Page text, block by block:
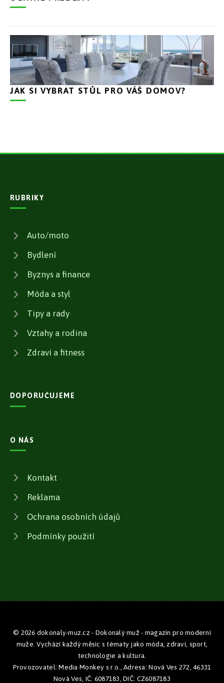
JAK SI VYBRAT STŮL PRO VÁŠ DOMOV?
RUBRIKY
Auto/moto
Bydlení
Byznys a finance
Móda a styl
Tipy a rady
Vztahy a rodina
Zdraví a fitness
DOPORUČUJEME
O NÁS
Kontakt
Reklama
Ochrana osobních údajů
Podmínky použití
© 2026 dokonaly-muz.cz - Dokonalý muž - magazín pro moderní
muže. Vychází každý měsíc s tématy jako móda, zdraví, sport,
technologie a kultura.
Provozovatel: Media Monkey s.r.o., Adresa: Nová Ves 272, 46331
Nová Ves, IČ: 6087183, DIČ: CZ6087183